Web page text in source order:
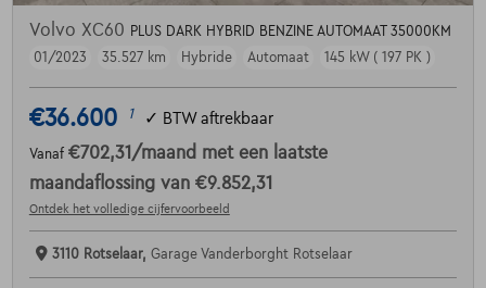
Volvo XC60 PLUS DARK HYBRID BENZINE AUTOMAAT 35000KM
01/2023
35.527 km Hybride Automaat 145 kW ( 197 PK )
€36.600 1 ✓ BTW aftrekbaar
Vanaf €702,31 /maand met een laatste
maandaflossing van €9.852,31
Ontdek het volledige cijfervoorbeeld
3110 Rotselaar, Garage Vanderborght Rotselaar